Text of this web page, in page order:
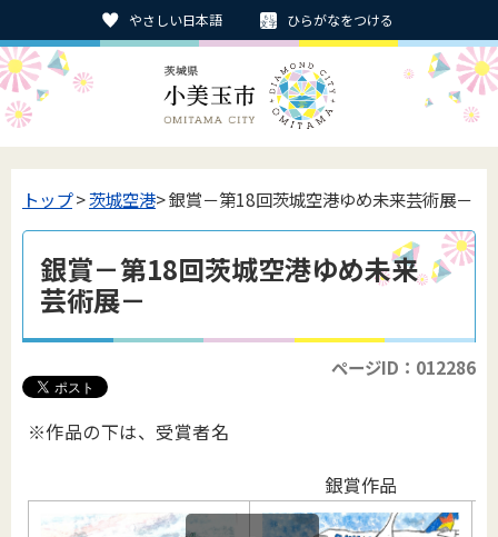
やさしい日本語 ひらがなをつける
トップ>茨城空港> 銀賞－第18回茨城空港ゆめ未来芸術展－
銀賞－第18回茨城空港ゆめ未来
芸術展－
ページID：012286
※作品の下は、受賞者名
銀賞作品